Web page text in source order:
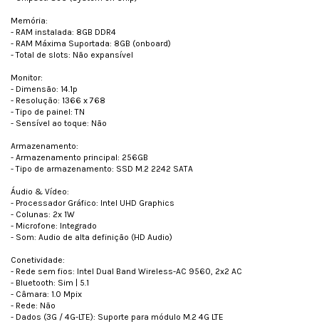
Memória:
- RAM instalada: 8GB DDR4
- RAM Máxima Suportada: 8GB (onboard)
- Total de slots: Não expansível
Monitor:
- Dimensão: 14.1p
- Resolução: 1366 x 768
- Tipo de painel: TN
- Sensível ao toque: Não
Armazenamento:
- Armazenamento principal: 256GB
- Tipo de armazenamento: SSD M.2 2242 SATA
Áudio & Vídeo:
- Processador Gráfico: Intel UHD Graphics
- Colunas: 2x 1W
- Microfone: Integrado
- Som: Audio de alta definição (HD Audio)
Conetividade:
- Rede sem fios: Intel Dual Band Wireless-AC 9560, 2x2 AC
- Bluetooth: Sim | 5.1
- Câmara: 1.0 Mpix
- Rede: Não
- Dados (3G / 4G-LTE): Suporte para módulo M.2 4G LTE